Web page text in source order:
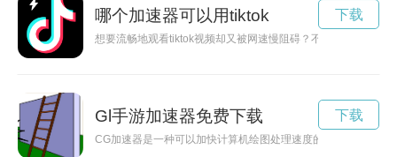
哪个加速器可以用tiktok
想要流畅地观看tiktok视频却又被网速慢阻碍？不用担心，免费
下载
Gl手游加速器免费下载
CG加速器是一种可以加快计算机绘图处理速度的设备，能够让
下载